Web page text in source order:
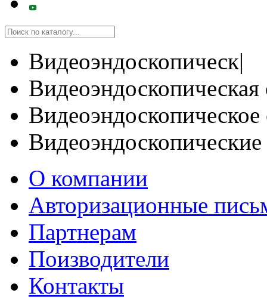
Видеоэндоскопическ|
Видеоэндоскопическая
О компании
Авторизационные
Партнерам
Поизводители
Контакты